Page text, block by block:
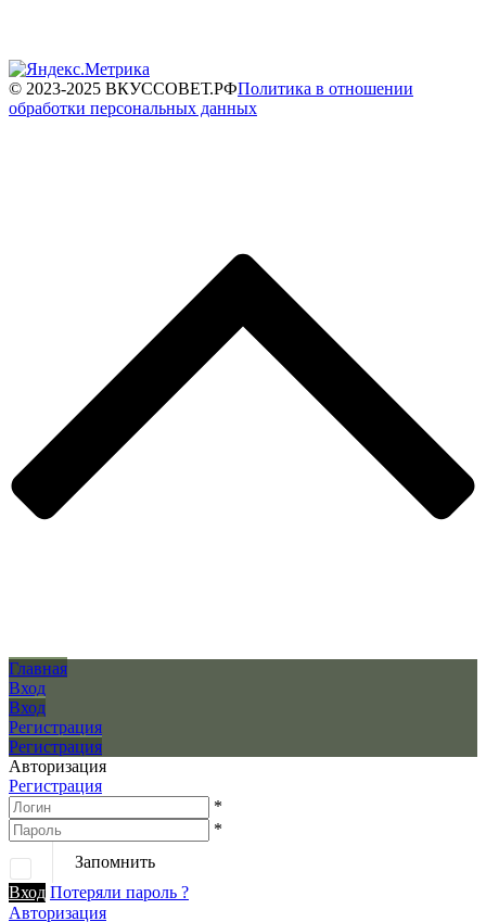
© 2023-2025 ВКУССОВЕТ.РФПолитика в отношении
обработки персональных данных
Главная
Вход
Вход
Регистрация
Регистрация
Авторизация
Регистрация
*
*
Запомнить
Вход Потеряли пароль ?
Авторизация